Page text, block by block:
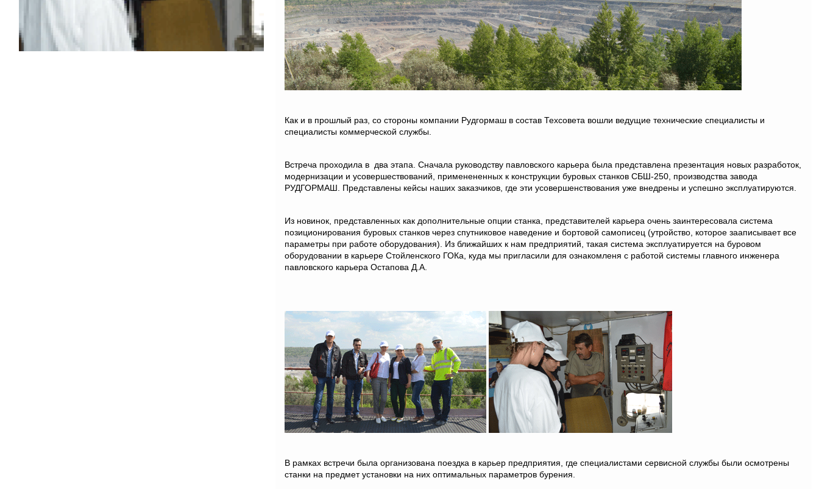
Как и в прошлый раз, со стороны компании Рудгормаш в cостав Техсовета вошли ведущие технические специалисты и
специалисты коммерческой службы.
Встреча проходила в два этапа. Сначала руководству павловского карьера была представлена презентация новых разработок,
модернизации и усовершествований, применененных к конструкции буровых станков СБШ-250, производства завода
РУДГОРМАШ. Представлены кейсы наших заказчиков, где эти усовершенствования уже внедрены и успешно эксплуатируются.
Из новинок, представленных как дополнительные опции станка, представителей карьера очень заинтересовала система
позиционирования буровых станков через спутниковое наведение и бортовой самописец (утройство, которое зааписывает все
параметры при работе оборудования). Из ближайших к нам предприятий, такая система эксплуатируется на буровом
оборудовании в карьере Стойленского ГОКа, куда мы пригласили для ознакомленя с работой системы главного инженера
павловского карьера Остапова Д.А.
В рамках встречи была организована поездка в карьер предприятия, где специалистами сервисной службы были осмотрены
станки на предмет установки на них оптимальных параметров бурения.